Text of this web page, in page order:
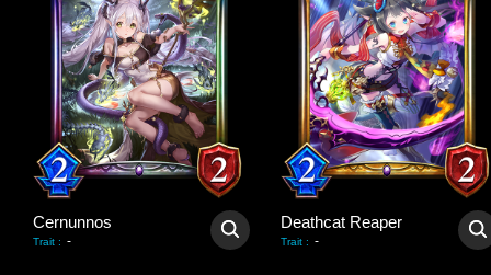
Cernunnos
Trait : -
Deathcat Reaper
Trait : -